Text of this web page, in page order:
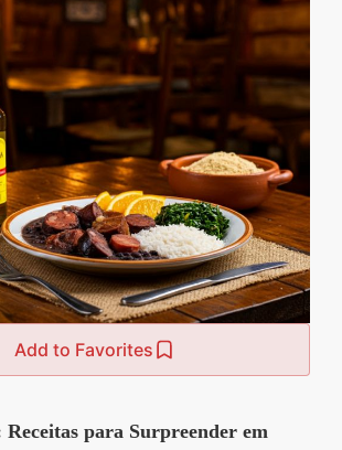
Add to Favorites
Receitas para Surpreender em